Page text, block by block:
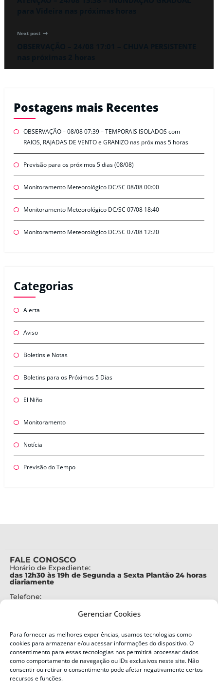
Gerenciar Cookies
Para fornecer as melhores experiências, usamos tecnologias como
cookies para armazenar e/ou acessar informações do dispositivo. O
consentimento para essas tecnologias nos permitirá processar dados
como comportamento de navegação ou IDs exclusivos neste site. Não
consentir ou retirar o consentimento pode afetar negativamente certos
recursos e funções.
Next post
Postagens mais Recentes
OBSERVAÇÃO – 08/08 07:39 – TEMPORAIS ISOLADOS com
RAIOS, RAJADAS DE VENTO e GRANIZO nas próximas 5 horas
Previsão para os próximos 5 dias (08/08)
Monitoramento Meteorológico DC/SC 08/08 00:00
Monitoramento Meteorológico DC/SC 07/08 18:40
Monitoramento Meteorológico DC/SC 07/08 12:20
Categorias
Alerta
Aviso
Boletins e Notas
Boletins para os Próximos 5 Dias
El Niño
Monitoramento
Notícia
Previsão do Tempo
FALE CONOSCO
Horário de Expediente:
das 12h30 às 19h de Segunda a Sexta Plantão 24 horas
diariamente
Telefone:
Alertas Defesa Civil:
SMS 40199
ENDEREÇO
Defesa Civil do Estado de Santa Catarina